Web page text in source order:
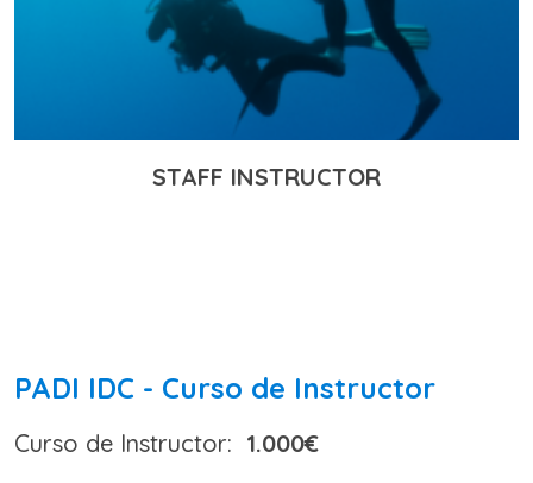
STAFF INSTRUCTOR
PADI IDC - Curso de Instructor
Curso de Instructor: 1.000€